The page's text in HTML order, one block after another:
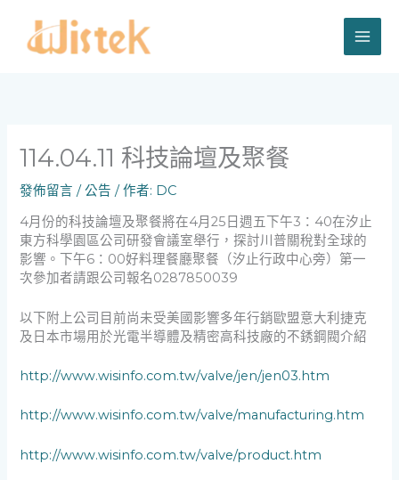
114.04.11 科技論壇及聚餐
發佈留言 /公告 / 作者: DC
4月份的科技論壇及聚餐將在4月25日週五下午3：40在汐止
東方科學園區公司研發會議室舉行，探討川普關稅對全球的
影響。下午6：00好料理餐廳聚餐（汐止行政中心旁）第一
次參加者請跟公司報名0287850039
以下附上公司目前尚未受美國影響多年行銷歐盟意大利捷克
及日本市場用於光電半導體及精密高科技廠的不銹鋼閥介紹
http://www.wisinfo.com.tw/valve/jen/jen03.htm
http://www.wisinfo.com.tw/valve/manufacturing.htm
http://www.wisinfo.com.tw/valve/product.htm